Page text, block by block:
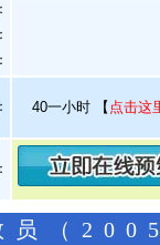
40一小时 【 点击这
员（